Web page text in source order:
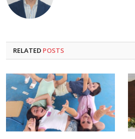
RELATED POSTS